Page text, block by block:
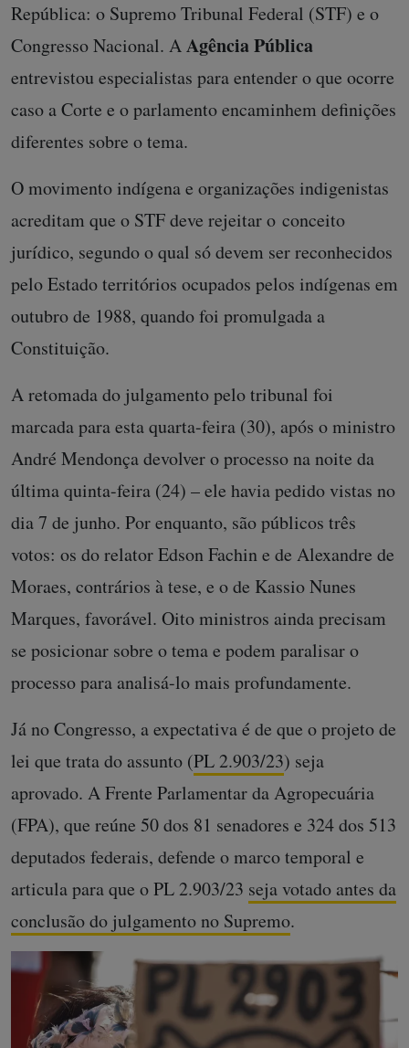
República: o Supremo Tribunal Federal (STF) e o
Congresso Nacional. AAgência Pública
entrevistou especialistas para entender o que ocorre
caso a Corte e o parlamento encaminhem definições
diferentes sobre o tema.
O movimento indígena e organizações indigenistas
acreditam que o STF deve rejeitar o conceito
jurídico, segundo o qual só devem ser reconhecidos
pelo Estado territórios ocupados pelos indígenas em
outubro de 1988, quando foi promulgada a
Constituição.
A retomada do julgamento pelo tribunal foi
marcada para esta quarta-feira (30), após o ministro
André Mendonça devolver o processo na noite da
última quinta-feira (24) – ele havia pedido vistas no
dia 7 de junho. Por enquanto, são públicos três
votos: os do relator Edson Fachin e de Alexandre de
Moraes, contrários à tese, e o de Kassio Nunes
Marques, favorável. Oito ministros ainda precisam
se posicionar sobre o tema e podem paralisar o
processo para analisá-lo mais profundamente.
Já no Congresso, a expectativa é de que o projeto de
lei que trata do assunto (PL 2.903/23) seja
aprovado. A Frente Parlamentar da Agropecuária
(FPA), que reúne 50 dos 81 senadores e 324 dos 513
deputados federais, defende o marco temporal e
articula para que o PL 2.903/23 seja votado antes da
conclusão do julgamento no Supremo.